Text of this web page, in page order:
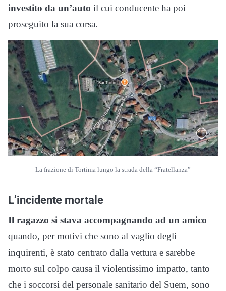
investito da un’auto il cui conducente ha poi
proseguito la sua corsa.
La frazione di Tortima lungo la strada della “Fratellanza”
L’incidente mortale
Il ragazzo si stava accompagnando ad un amico
quando, per motivi che sono al vaglio degli
inquirenti, è stato centrato dalla vettura e sarebbe
morto sul colpo causa il violentissimo impatto, tanto
che i soccorsi del personale sanitario del Suem, sono